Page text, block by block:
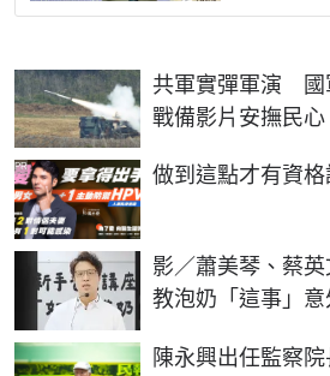
共軍實彈軍演 國
戰備影片安撫民心
做到這點才有資
PR
影／蕭美琴、蔡
教泡奶「這事」
陳永興出任監察